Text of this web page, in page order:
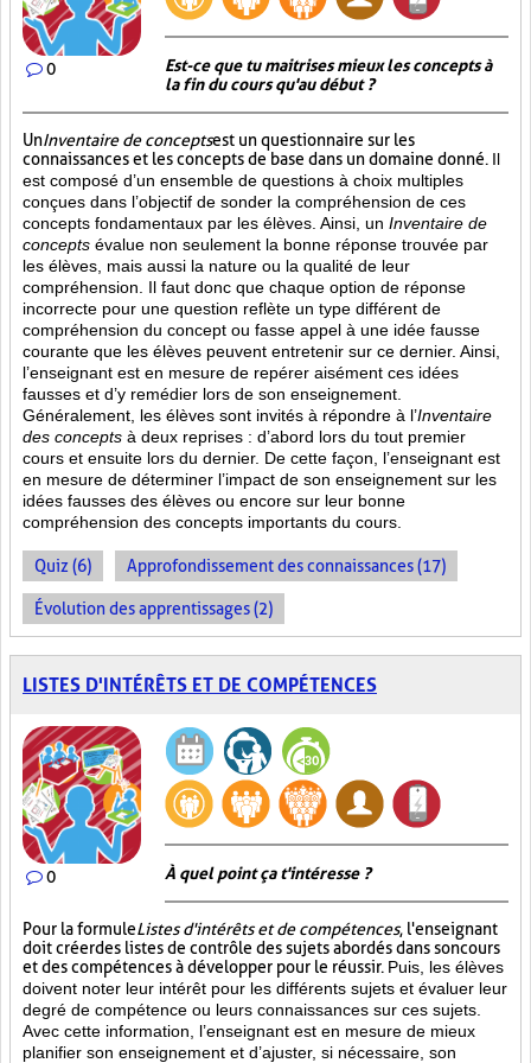
0
Est-ce que tu maitrises mieux les concepts à
la fin du cours qu'au début ?
UnInventaire de conceptsest un questionnaire sur les
connaissances et les concepts de base dans un domaine donné. Il
est composé d’un ensemble de questions à choix multiples
conçues dans l’objectif de sonder la compréhension de ces
concepts fondamentaux par les élèves. Ainsi, un Inventaire de
concepts évalue non seulement la bonne réponse trouvée par
les élèves, mais aussi la nature ou la qualité de leur
compréhension. Il faut donc que chaque option de réponse
incorrecte pour une question reflète un type différent de
compréhension du concept ou fasse appel à une idée fausse
courante que les élèves peuvent entretenir sur ce dernier. Ainsi,
l’enseignant est en mesure de repérer aisément ces idées
fausses et d’y remédier lors de son enseignement.
Généralement, les élèves sont invités à répondre à l’Inventaire
des concepts à deux reprises : d’abord lors du tout premier
cours et ensuite lors du dernier. De cette façon, l’enseignant est
en mesure de déterminer l’impact de son enseignement sur les
idées fausses des élèves ou encore sur leur bonne
compréhension des concepts importants du cours.
Quiz (6) Approfondissement des connaissances (17)
Évolution des apprentissages (2)
LISTES D'INTÉRÊTS ET DE COMPÉTENCES
0 À quel point ça t'intéresse ?
Pour la formuleListes d'intérêts et de compétences, l'enseignant
doit créer des listes de contrôle des sujets abordés dans son cours
et des compétences à développer pour le réussir. Puis, les élèves
doivent noter leur intérêt pour les différents sujets et évaluer leur
degré de compétence ou leurs connaissances sur ces sujets.
Avec cette information, l’enseignant est en mesure de mieux
planifier son enseignement et d’ajuster, si nécessaire, son